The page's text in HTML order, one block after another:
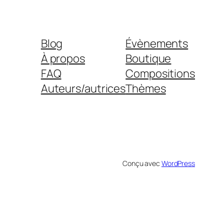
Blog
À propos
FAQ
Auteurs/autrices
Évènements
Boutique
Compositions
Thèmes
Conçu avec WordPress